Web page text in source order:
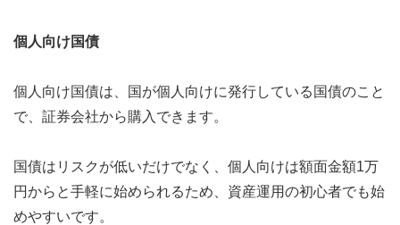
個人向け国債
個人向け国債は、国が個人向けに発行している国債のこと
で、証券会社から購入できます。
国債はリスクが低いだけでなく、個人向けは額面金額1万
円からと手軽に始められるため、資産運用の初心者でも始
めやすいです。